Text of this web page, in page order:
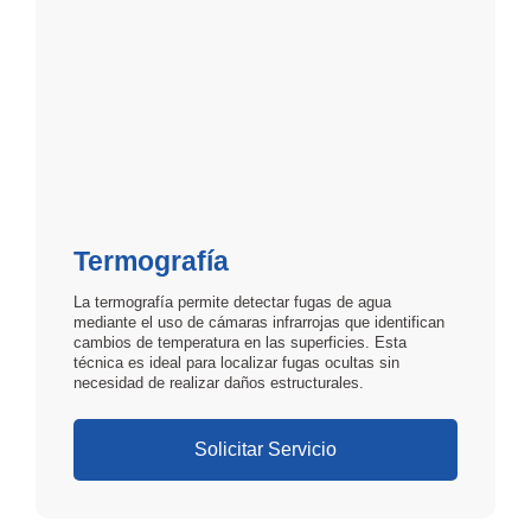
Termografía
La termografía permite detectar fugas de agua
mediante el uso de cámaras infrarrojas que identifican
cambios de temperatura en las superficies. Esta
técnica es ideal para localizar fugas ocultas sin
necesidad de realizar daños estructurales.
Solicitar Servicio